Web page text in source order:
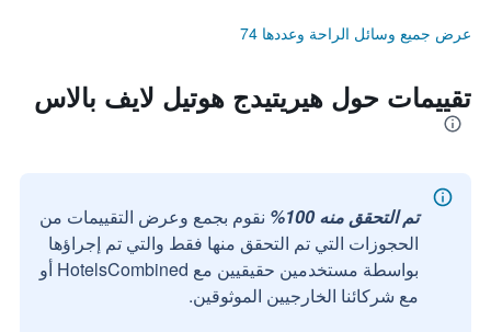
عرض جميع وسائل الراحة وعددها 74
تقييمات حول هيريتيدج هوتيل لايف بالاس
تم التحقق منه 100%
نقوم بجمع وعرض التقييمات من
الحجوزات التي تم التحقق منها فقط والتي تم إجراؤها
بواسطة مستخدمين حقيقيين مع HotelsCombined أو
مع شركائنا الخارجيين الموثوقين.